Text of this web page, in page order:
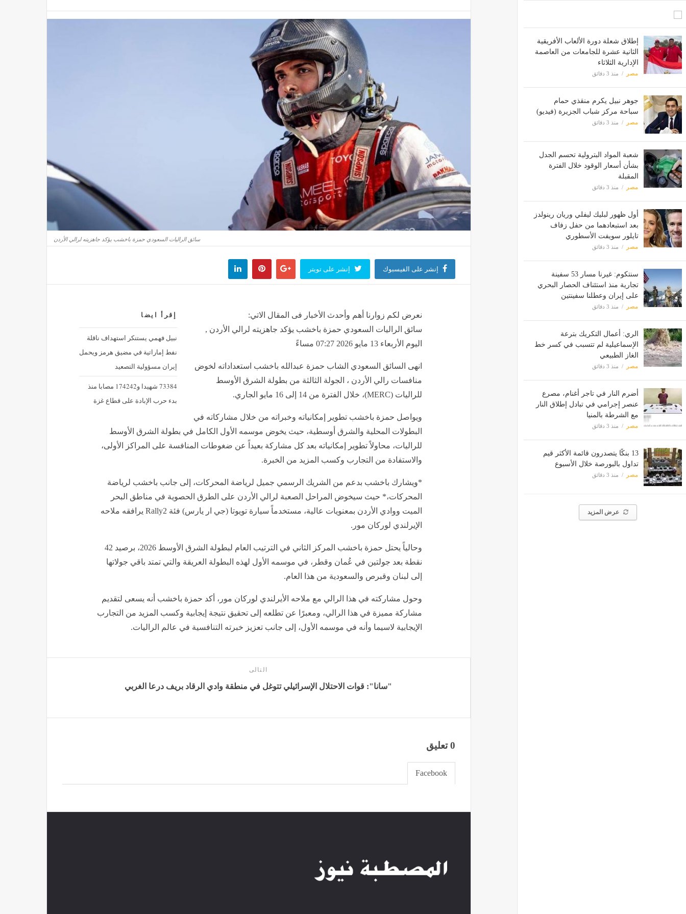
إطلاق شعلة دورة الألعاب الأفريقية
الثانية عشرة للجامعات من العاصمة
الإدارية الثلاثاء
مصر منذ 3 دقائق
جوهر نبيل يكرم منقذي حمام
سباحة مركز شباب الجزيرة (فيديو)
مصر منذ 3 دقائق
شعبة المواد البترولية تحسم الجدل
بشأن أسعار الوقود خلال الفترة
المقبلة
مصر منذ 3 دقائق
أول ظهور لبليك ليفلي وريان رينولدز
بعد استبعادهما من حفل زفاف
تايلور سويفت الأسطوري
مصر منذ 3 دقائق
سنتكوم: غيرنا مسار 53 سفينة
تجارية منذ استئناف الحصار البحري
على إيران وعطلنا سفينتين
مصر منذ 3 دقائق
الري: أعمال التكريك بترعة
الإسماعيلية لم تتسبب في كسر خط
الغاز الطبيعي
مصر منذ 3 دقائق
أضرم النار في تاجر أغنام، مصرع
عنصر إجرامي في تبادل إطلاق النار
مع الشرطة بالمنيا
مصر منذ 3 دقائق
13 بنكًا يتصدرون قائمة الأكثر قيم
تداول بالبورصة خلال الأسبوع
مصر منذ 3 دقائق
عرض المزيد
سائق الراليات السعودي حمزة باخشب يؤكد جاهزيته لرالي الأردن
إنشر على الفيسبوك إنشر على تويتر
إقرأ ايضا
نبيل فهمي يستنكر استهداف ناقلة
نفط إماراتية في مضيق هرمز ويحمل
إيران مسؤولية التصعيد
73384 شهيدا و174242 مصابا منذ
بدء حرب الإبادة على قطاع غزة
نعرض لكم زوارنا أهم وأحدث الأخبار فى المقال الاتي:
سائق الراليات السعودي حمزة باخشب يؤكد جاهزيته لرالي الأردن ,
اليوم الأربعاء 13 مايو 2026 07:27 مساءً
انهى السائق السعودي الشاب حمزة عبدالله باخشب استعداداته لخوض
منافسات رالي الأردن ، الجولة الثالثة من بطولة الشرق الأوسط
للراليات (MERC)، خلال الفترة من 14 إلى 16 مايو الجاري.
ويواصل حمزة باخشب تطوير إمكانياته وخبراته من خلال مشاركاته في
البطولات المحلية والشرق أوسطية، حيث يخوض موسمه الأول الكامل في بطولة الشرق الأوسط
للراليات، محاولاً تطوير إمكانياته بعد كل مشاركة بعيداً عن ضغوطات المنافسة على المراكز الأولى،
والاستفادة من التجارب وكسب المزيد من الخبرة.
*ويشارك باخشب بدعم من الشريك الرسمي جميل لرياضة المحركات، إلى جانب باخشب لرياضة
المحركات،* حيث سيخوض المراحل الصعبة لرالي الأردن على الطرق الحصوية في مناطق البحر
الميت ووادي الأردن بمعنويات عالية، مستخدماً سيارة تويوتا (جي ار يارس) فئة Rally2 يرافقه ملاحه
الإيرلندي لوركان مور.
وحالياً يحتل حمزة باخشب المركز الثاني في الترتيب العام لبطولة الشرق الأوسط 2026، برصيد 42
نقطة بعد جولتين في عُمان وقطر، في موسمه الأول لهذه البطولة العريقة والتي تمتد باقي جولاتها
إلى لبنان وقبرص والسعودية من هذا العام.
وحول مشاركته في هذا الرالي مع ملاحه الأيرلندي لوركان مور، أكد حمزة باخشب أنه يسعى لتقديم
مشاركة مميزة في هذا الرالي، ومعبرًا عن تطلعه إلى تحقيق نتيجة إيجابية وكسب المزيد من التجارب
الإيجابية لاسيما وأنه في موسمه الأول، إلى جانب تعزيز خبرته التنافسية في عالم الراليات.
التالى
"سانا": قوات الاحتلال الإسرائيلي تتوغل في منطقة وادي الرقاد ‏بريف درعا الغربي‎
0 تعليق
Facebook